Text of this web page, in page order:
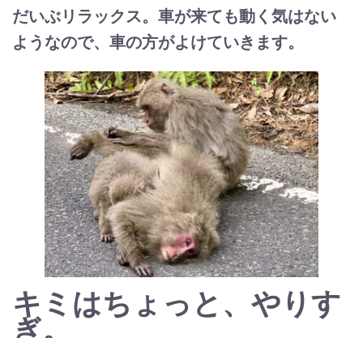
だいぶリラックス。車が来ても動く気はない
ようなので、車の方がよけていきます。
キミはちょっと、やりす
ぎ。